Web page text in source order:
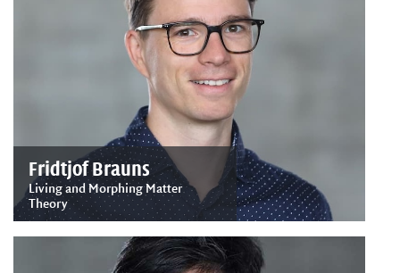
Fridtjof Brauns
Living and Morphing Matter
Theory